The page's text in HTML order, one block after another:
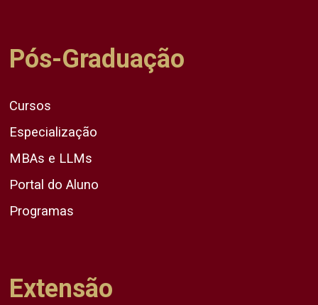
Pós-Graduação
Cursos
Especialização
MBAs e LLMs
Portal do Aluno
Programas
Extensão